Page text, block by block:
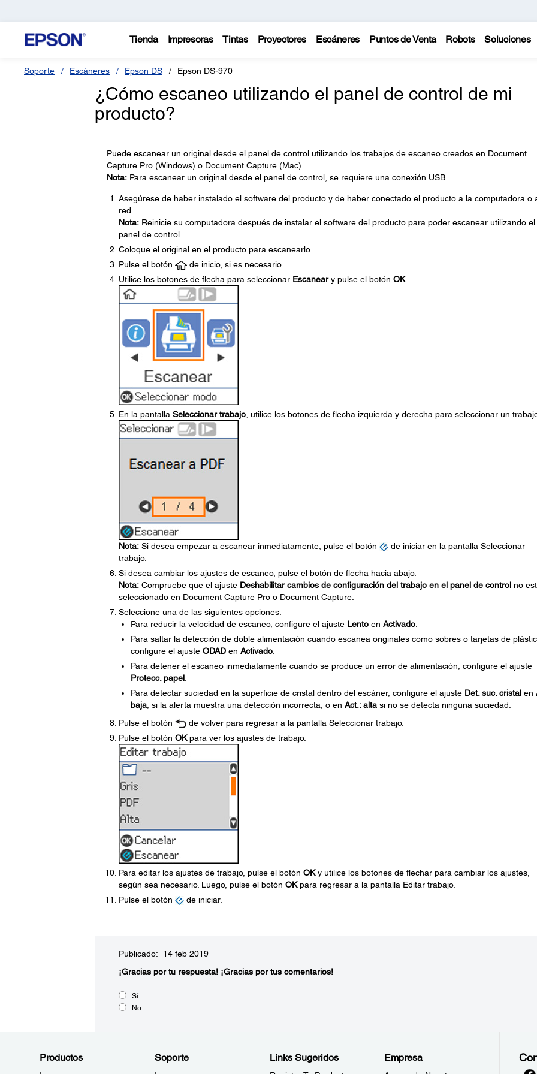
Tienda Impresoras Tintas Proyectores Escáneres Puntos de Venta Robots Soluciones
Soporte Escáneres Epson DS Epson DS-970
¿Cómo escaneo utilizando el panel de control de mi
producto?
Puede escanear un original desde el panel de control utilizando los trabajos de escaneo creados en Document
Capture Pro (Windows) o Document Capture (Mac).
Nota:Para escanear un original desde el panel de control, se requiere una conexión USB.
Asegúrese de haber instalado el software del producto y de haber conectado el producto a la computadora o
red.
Nota:Reinicie su computadora después de instalar el software del producto para poder escanear utilizando el
panel de control.
Coloque el original en el producto para escanearlo.
Pulse el botón
de inicio, si es necesario.
Utilice los botones de flecha para seleccionar Escaneary pulse el botón OK.
En la pantalla Seleccionar trabajo, utilice los botones de flecha izquierda y derecha para seleccionar un
Nota:Si desea empezar a escanear inmediatamente, pulse el botón
de iniciar en la pantalla Seleccionar
trabajo.
Si desea cambiar los ajustes de escaneo, pulse el botón de flecha hacia abajo.
Nota:Compruebe que el ajuste Deshabilitar cambios de configuración del trabajo en el panel de controlno
seleccionado en Document Capture Pro o Document Capture.
Seleccione una de las siguientes opciones:
Para reducir la velocidad de escaneo, configure el ajuste Lentoen Activado.
Para saltar la detección de doble alimentación cuando escanea originales como sobres o tarjetas de
configure el ajuste ODADen Activado.
Para detener el escaneo inmediatamente cuando se produce un error de alimentación, configure el ajuste
Protecc. papel.
Para detectar suciedad en la superficie de cristal dentro del escáner, configure el ajuste Det. suc. cristalen
baja, si la alerta muestra una detección incorrecta, o en Act.: altasi no se detecta ninguna suciedad.
Pulse el botón
de volver para regresar a la pantalla Seleccionar trabajo.
Pulse el botón OKpara ver los ajustes de trabajo.
Para editar los ajustes de trabajo, pulse el botón OKy utilice los botones de flechar para cambiar los ajustes,
según sea necesario. Luego, pulse el botón OKpara regresar a la pantalla Editar trabajo.
Pulse el botón
de iniciar.
Publicado: 14 feb 2019
¡Gracias por tu respuesta! ¡Gracias por tus comentarios!
Sí
No
Productos Soporte Links Sugeridos Empresa